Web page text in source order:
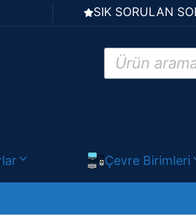
SIK SORULAN
Products
search
Çevre Birimleri